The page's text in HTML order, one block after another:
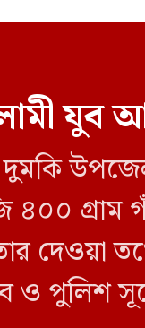
যুব
দুমকি
৪০০
দেওয়া
পুলিশ